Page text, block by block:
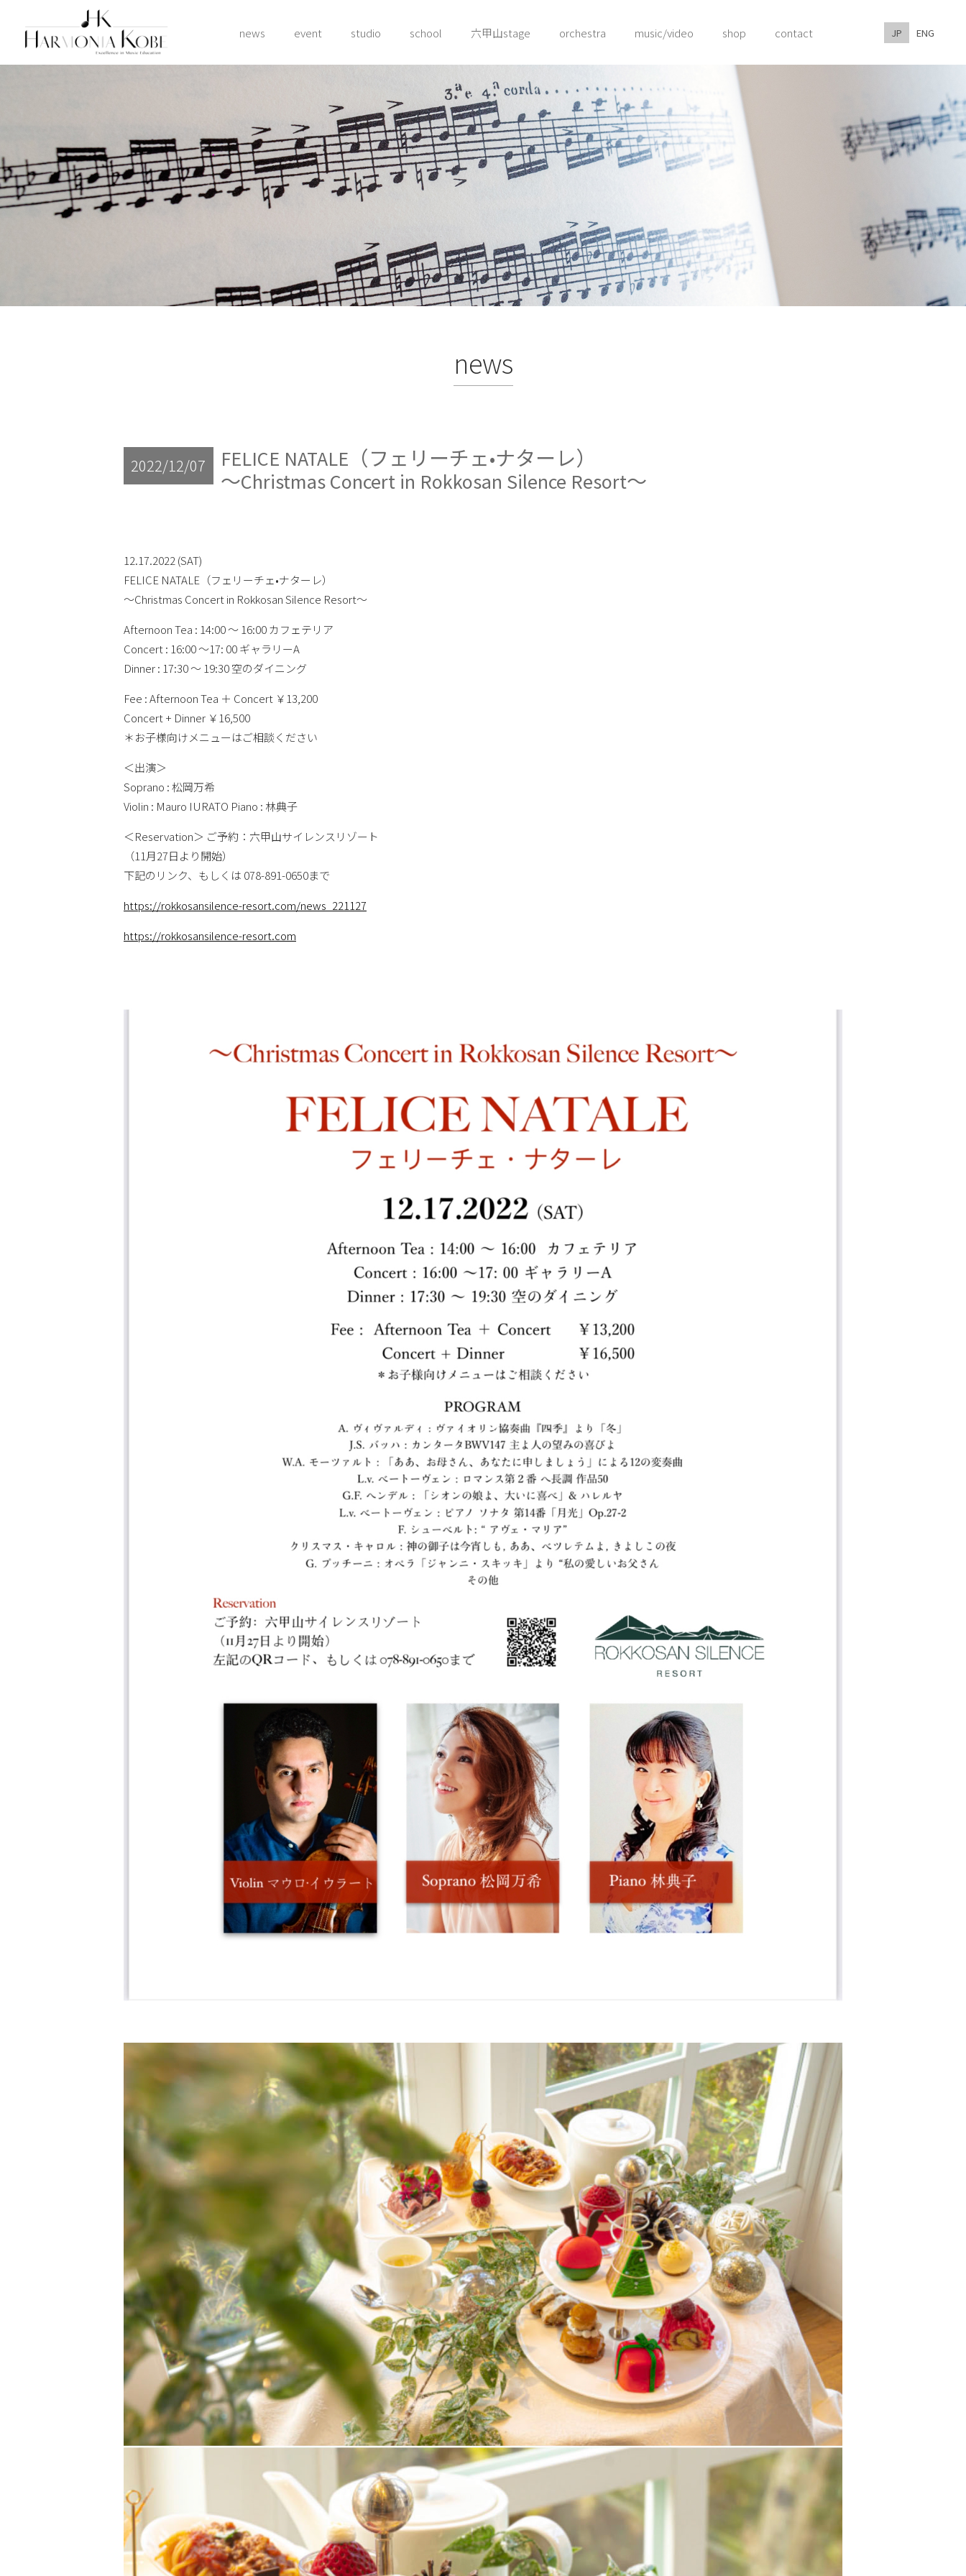
news event studio school 六甲山stage orchestra music/video shop contact JP ENG
news
2022/12/07
FELICE NATALE（フェリーチェ•ナターレ）
〜Christmas Concert in Rokkosan Silence Resort〜
12.17.2022 (SAT)
FELICE NATALE（フェリーチェ•ナターレ）
〜Christmas Concert in Rokkosan Silence Resort〜
Afternoon Tea : 14:00 〜 16:00 カフェテリア
Concert : 16:00 〜17: 00 ギャラリーA
Dinner : 17:30 〜 19:30 空のダイニング
Fee : Afternoon Tea ＋ Concert ￥13,200
Concert + Dinner ￥16,500
＊お子様向けメニューはご相談ください
＜出演＞
Soprano : 松岡万希
Violin : Mauro IURATO Piano : 林典子
＜Reservation＞ ご予約：六甲山サイレンスリゾート
（11月27日より開始）
下記のリンク、もしくは 078-891-0650まで
https://rokkosansilence-resort.com/news_221127
https://rokkosansilence-resort.com